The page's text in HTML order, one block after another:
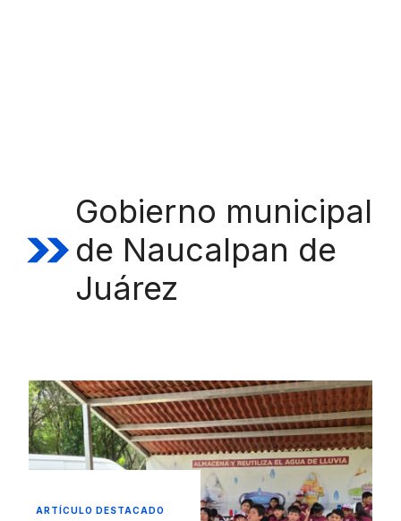
Gobierno municipal
de Naucalpan de
Juárez
ARTÍCULO DESTACADO